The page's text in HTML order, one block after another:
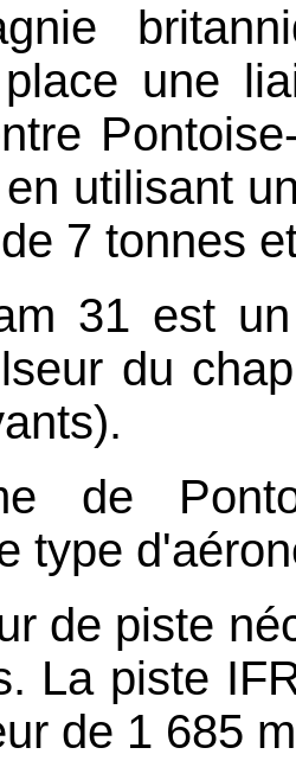
une
utilisant
7 tonnes
31 est
du
de
type
de piste
La piste
de 1 685